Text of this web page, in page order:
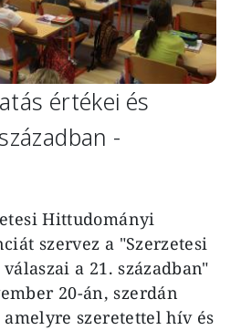
értékei és
-
Hittudományi
szervez a "Szerzetesi
a 21. században"
20-án, szerdán
amelyre szeretettel hív és